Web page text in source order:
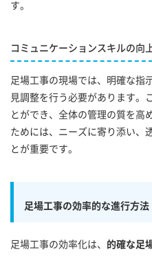
す。
コミュニケーションスキルの向
足場工事の現場では、明確な指
見調整を行う必要があります。
とができ、全体の管理の質を高
ためには、ニーズに寄り添い、
とが重要です。
足場工事の効率的な進行方法
足場工事の効率化は、 的確な足